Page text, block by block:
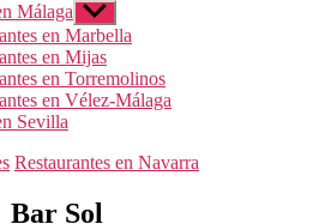
Málaga Mostrar
el
submenú
en Marbella
en Mijas
en Torremolinos
en Vélez-Málaga
Sevilla
Categorías
Restaurantes en Navarra
Bar Sol